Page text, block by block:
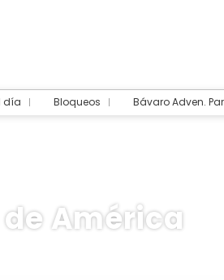
día Bloqueos Bávaro Adven.
de América